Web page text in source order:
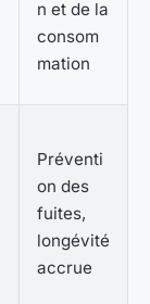
n et de la
consom
mation
Préventi
on des
fuites,
longévité
accrue